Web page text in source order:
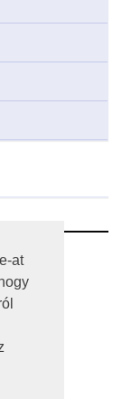
at